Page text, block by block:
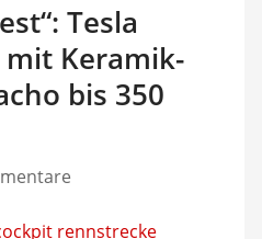
Tesla
mit Keramik-
bis 350